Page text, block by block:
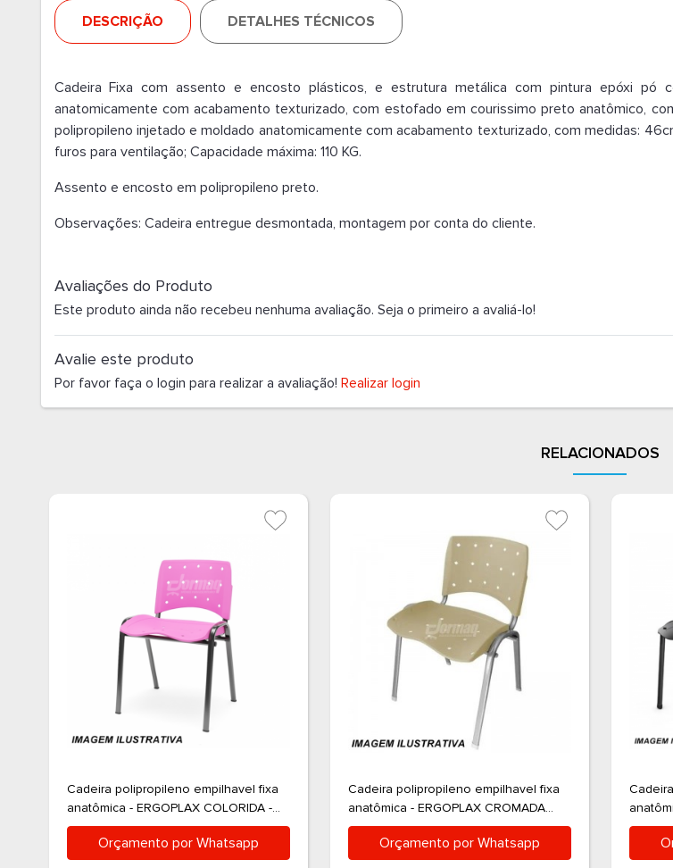
DESCRIÇÃO DETALHES TÉCNICOS
Cadeira Fixa com assento e encosto plásticos, e estrutura metálica com pintura epóxi pó
anatomicamente com acabamento texturizado, com estofado em courissimo preto anatômico,
polipropileno injetado e moldado anatomicamente com acabamento texturizado, com medidas:
furos para ventilação; Capacidade máxima: 110 KG.
Assento e encosto em polipropileno preto.
Observações: Cadeira entregue desmontada, montagem por conta do cliente.
Avaliações do Produto
Este produto ainda não recebeu nenhuma avaliação. Seja o primeiro a avaliá-lo!
Avalie este produto
Por favor faça o login para realizar a avaliação! Realizar login
RELACIONADOS
Cadeira polipropileno empilhavel fixa
anatômica - ERGOPLAX COLORIDA -
34532
Orçamento porWhatsapp
Cadeira polipropileno empilhavel fixa
anatômica - ERGOPLAX CROMADA
COLORIDA- 34532C
Orçamento porWhatsapp
34532P